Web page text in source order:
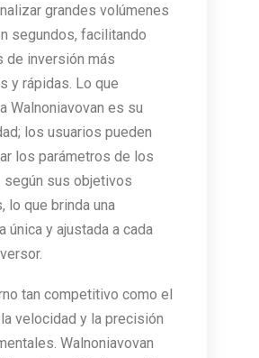
grandes volúmenes
segundos, facilitando
de inversión más
y rápidas. Lo que
Walnoniavovan es su
los usuarios pueden
los parámetros de los
sus objetivos
lo que brinda una
única y ajustada a cada
tan competitivo como el
velocidad y la precisión
Walnoniavovan